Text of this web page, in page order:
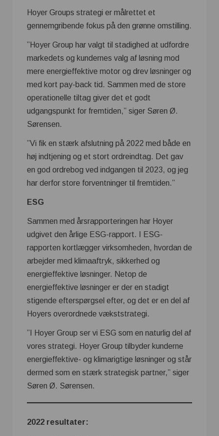
Hoyer Groups strategi er målrettet et
gennemgribende fokus på den grønne omstilling.
”Hoyer Group har valgt til stadighed at udfordre
markedets og kundernes valg af løsning mod
mere energieffektive motor og drev løsninger og
med kort pay-back tid. Sammen med de store
operationelle tiltag giver det et godt
udgangspunkt for fremtiden,” siger Søren Ø.
Sørensen.
”Vi fik en stærk afslutning på 2022 med både en
høj indtjening og et stort ordreindtag. Det gav
en god ordrebog ved indgangen til 2023, og jeg
har derfor store forventninger til fremtiden.”
ESG
Sammen med årsrapporteringen har Hoyer
udgivet den årlige ESG-rapport. I ESG-
rapporten kortlægger virksomheden, hvordan de
arbejder med klimaaftryk, sikkerhed og
energieffektive løsninger. Netop de
energieffektive løsninger er der en stadigt
stigende efterspørgsel efter, og det er en del af
Hoyers overordnede vækststrategi.
”I Hoyer Group ser vi ESG som en naturlig del af
vores strategi. Hoyer Group tilbyder kunderne
energieffektive- og klimarigtige løsninger og står
dermed som en stærk strategisk partner,” siger
Søren Ø. Sørensen.
2022 resultater: